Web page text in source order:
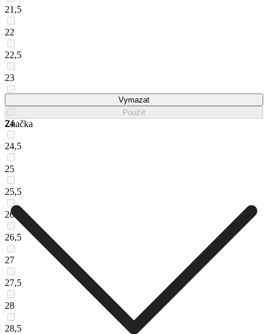
21,5
22
22,5
23
24
24,5
25
25,5
26
26,5
27
27,5
28
28,5
Vymazat
Použít
Značka